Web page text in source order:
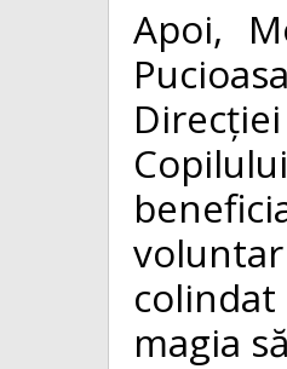
Apoi,
magia